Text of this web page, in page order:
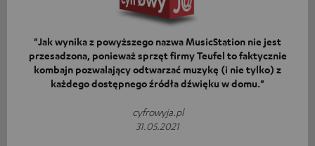
"Jak wynika z powyższego nazwa MusicStation nie jest
przesadzona, ponieważ sprzęt firmy Teufel to faktycznie
kombajn pozwalający odtwarzać muzykę (i nie tylko) z
każdego dostępnego źródła dźwięku w domu."
cyfrowyja.pl
31.05.2021